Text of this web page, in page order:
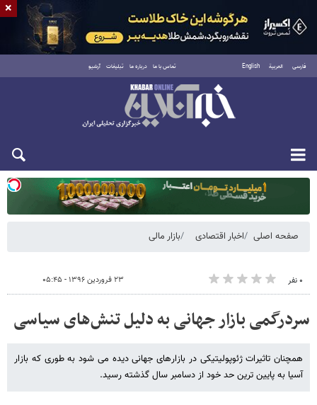
فارسی العربية English تماس با ما درباره ما تبلیغات آرشیو
یکشنبه ۱۸ مرداد ۱۴۰۵
صفحه اصلی اخبار اقتصادی بازار مالی
۰ نفر ۲۳ فروردین ۱۳۹۶ - ۰۵:۴۵
سردرگمی بازار جهانی به دلیل تنش‌های سیاسی
همچنان تاثیرات ژئوپولیتیکی در بازارهای جهانی دیده می شود به طوری که بازار
آسیا به پایین ترین حد خود از دسامبر سال گذشته رسید.
×